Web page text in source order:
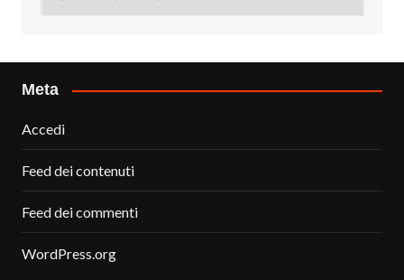
Meta
Accedi
Feed dei contenuti
Feed dei commenti
WordPress.org